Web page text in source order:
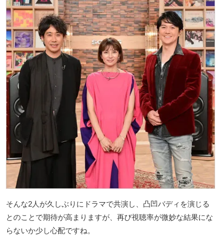
そんな2人が久しぶりにドラマで共演し、凸凹バディを演じる
とのことで期待が高まりますが、再び視聴率が微妙な結果にな
らないか少し心配ですね。